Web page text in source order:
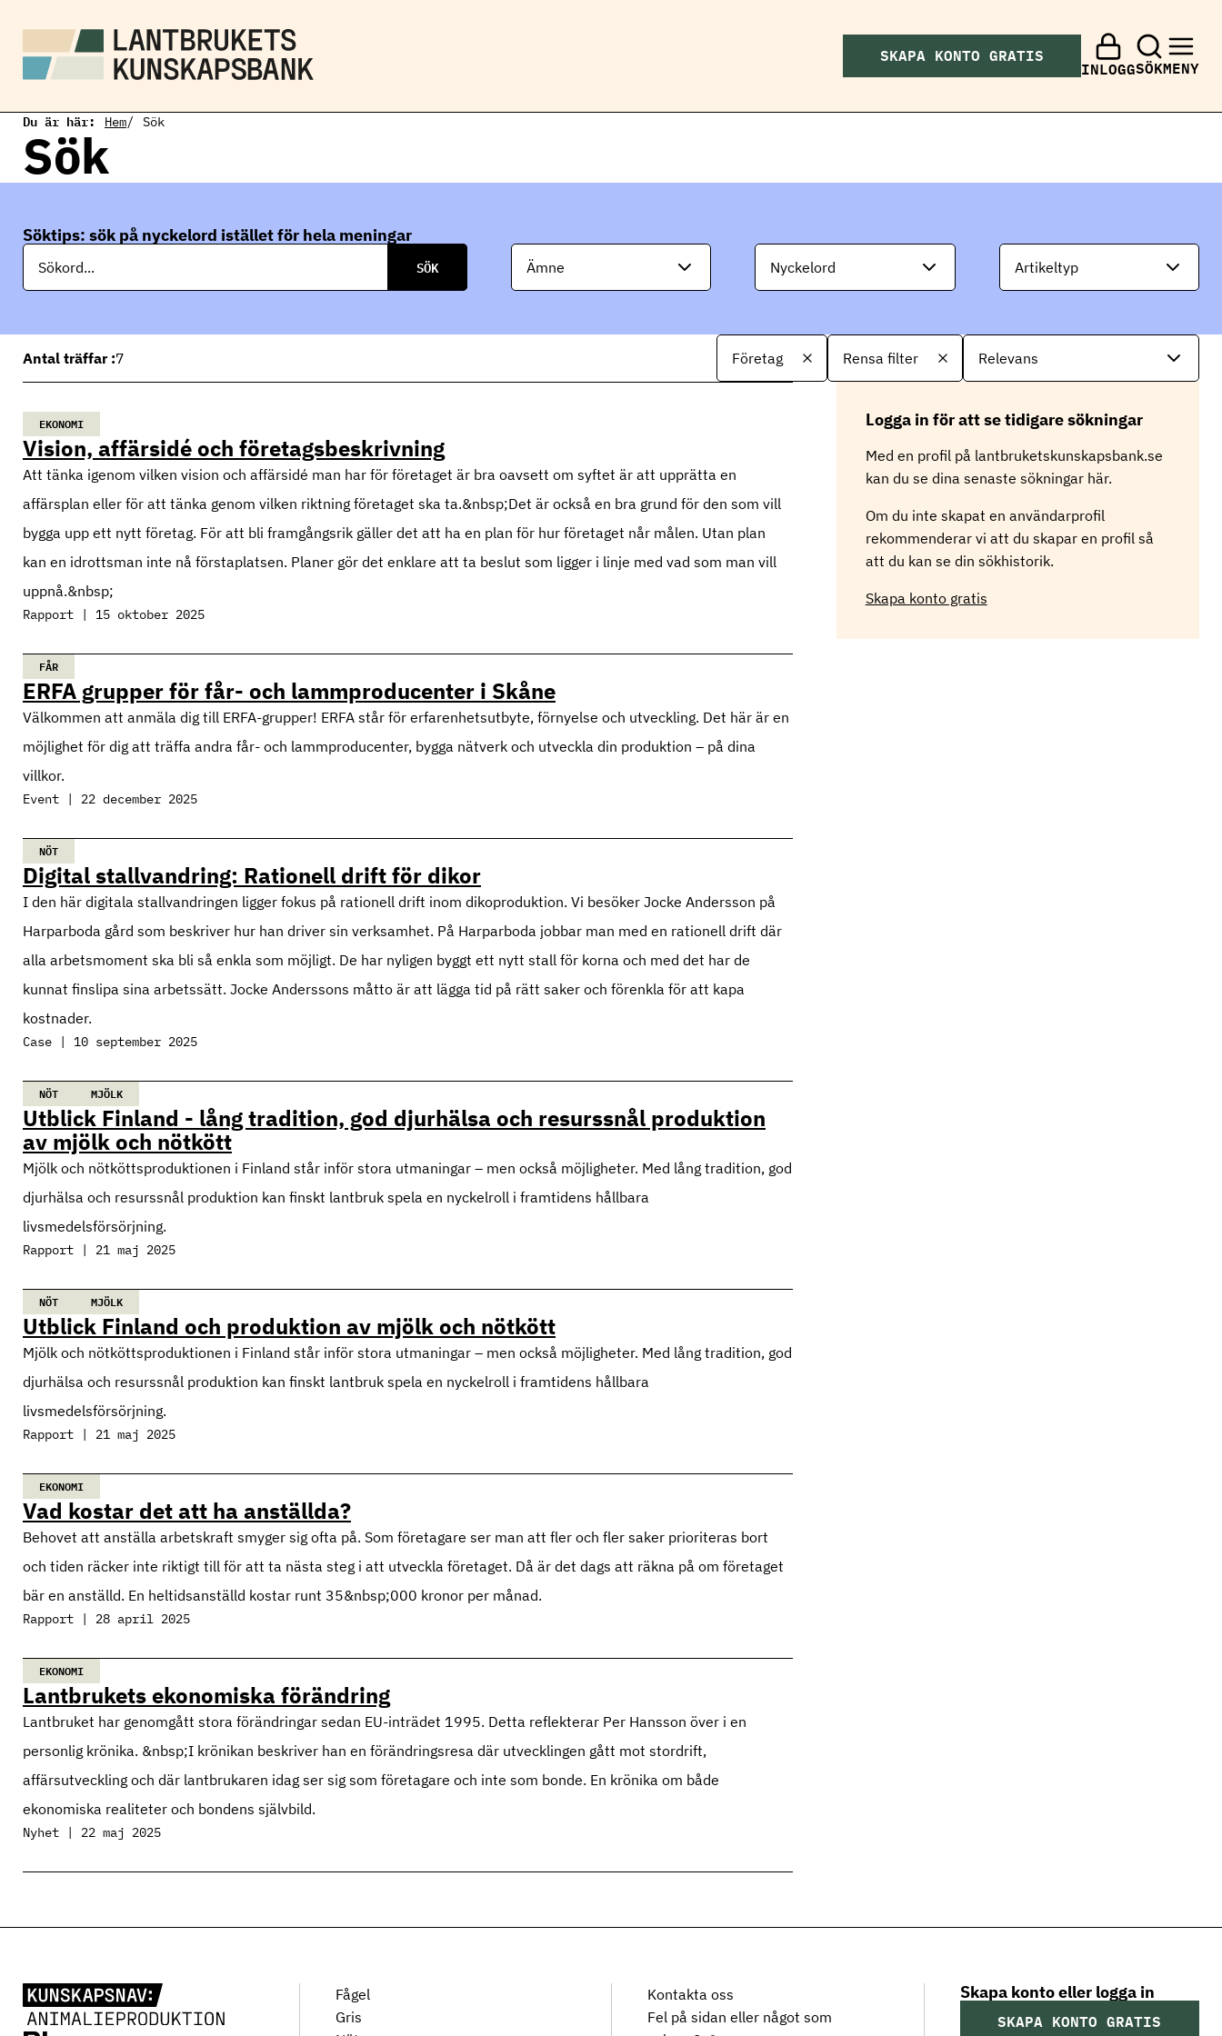
v
l
SKAPA KONTO GRATIS
INLOGGSÖKMENY
Du är här: Hem Sök
Sök
Söktips: sök på nyckelord istället för hela meningar
S
k
Ämne Nyckelord Artikeltyp
Antal träffar :7 Företag Rensa filter
S
r
r
n
g
EKONOMI
Vision, affärsidé och företagsbeskrivning
Att tänka igenom vilken vision och affärsidé man har för företaget är bra oavsett om syftet är att upprätta en
affärsplan eller för att tänka genom vilken riktning företaget ska ta.&nbsp;Det är också en bra grund för den som vill
bygga upp ett nytt företag. För att bli framgångsrik gäller det att ha en plan för hur företaget når målen. Utan plan
kan en idrottsman inte nå förstaplatsen. Planer gör det enklare att ta beslut som ligger i linje med vad som man vill
uppnå.&nbsp;
Rapport | 15 oktober 2025
FÅR
ERFA grupper för får- och lammproducenter i Skåne
Välkommen att anmäla dig till ERFA-grupper! ERFA står för erfarenhetsutbyte, förnyelse och utveckling. Det här är en
möjlighet för dig att träffa andra får- och lammproducenter, bygga nätverk och utveckla din produktion – på dina
villkor.
Event | 22 december 2025
NÖT
Digital stallvandring: Rationell drift för dikor
I den här digitala stallvandringen ligger fokus på rationell drift inom dikoproduktion. Vi besöker Jocke Andersson på
Harparboda gård som beskriver hur han driver sin verksamhet. På Harparboda jobbar man med en rationell drift där
alla arbetsmoment ska bli så enkla som möjligt. De har nyligen byggt ett nytt stall för korna och med det har de
kunnat finslipa sina arbetssätt. Jocke Anderssons måtto är att lägga tid på rätt saker och förenkla för att kapa
kostnader.
Case | 10 september 2025
NÖT MJÖLK
Utblick Finland - lång tradition, god djurhälsa och resurssnål produktion
av mjölk och nötkött
Mjölk och nötköttsproduktionen i Finland står inför stora utmaningar – men också möjligheter. Med lång tradition, god
djurhälsa och resurssnål produktion kan finskt lantbruk spela en nyckelroll i framtidens hållbara
livsmedelsförsörjning.
Rapport | 21 maj 2025
NÖT MJÖLK
Utblick Finland och produktion av mjölk och nötkött
Mjölk och nötköttsproduktionen i Finland står inför stora utmaningar – men också möjligheter. Med lång tradition, god
djurhälsa och resurssnål produktion kan finskt lantbruk spela en nyckelroll i framtidens hållbara
livsmedelsförsörjning.
Rapport | 21 maj 2025
EKONOMI
Vad kostar det att ha anställda?
Behovet att anställa arbetskraft smyger sig ofta på. Som företagare ser man att fler och fler saker prioriteras bort
och tiden räcker inte riktigt till för att ta nästa steg i att utveckla företaget. Då är det dags att räkna på om företaget
bär en anställd. En heltidsanställd kostar runt 35&nbsp;000 kronor per månad.
Rapport | 28 april 2025
EKONOMI
Lantbrukets ekonomiska förändring
Lantbruket har genomgått stora förändringar sedan EU-inträdet 1995. Detta reflekterar Per Hansson över i en
personlig krönika. &nbsp;I krönikan beskriver han en förändringsresa där utvecklingen gått mot stordrift,
affärsutveckling och där lantbrukaren idag ser sig som företagare och inte som bonde. En krönika om både
ekonomiska realiteter och bondens självbild.
Nyhet | 22 maj 2025
Logga in för att se tidigare sökningar
Med en profil på lantbruketskunskapsbank.se
kan du se dina senaste sökningar här.
Om du inte skapat en användarprofil
rekommenderar vi att du skapar en profil så
att du kan se din sökhistorik.
Skapa konto gratis
Fågel
Gris
Kontakta oss
Fel på sidan eller något som
Skapa konto eller logga in
SKAPA KONTO GRATIS